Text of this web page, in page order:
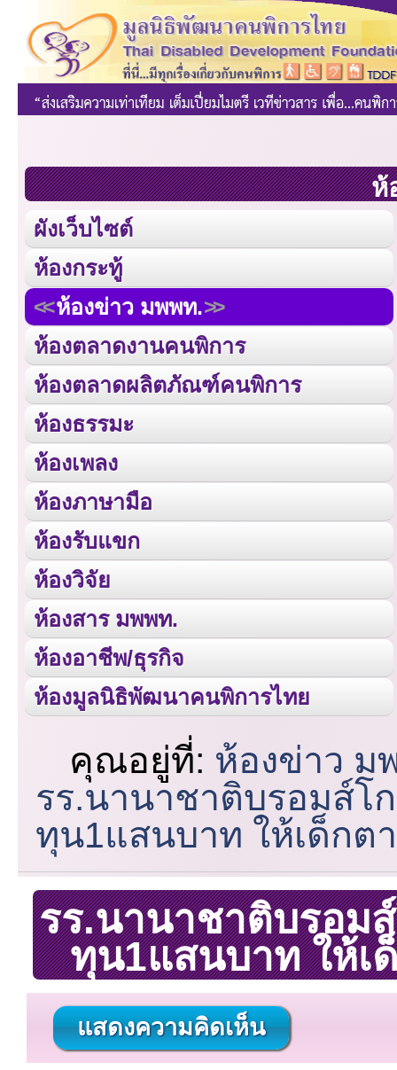
ห้
ผังเว็บไซต์
ห้องกระทู้
ห้องข่าว มพพท.
ห้องตลาดงานคนพิการ
ห้องตลาดผลิตภัณฑ์คนพิการ
ห้องธรรมะ
ห้องเพลง
ห้องภาษามือ
ห้องรับแขก
ห้องวิจัย
ห้องสาร มพพท.
ห้องอาชีพ/ธุรกิจ
ห้องมูลนิธิพัฒนาคนพิการไทย
คุณอยู่ที่: ห้องข่าว ม
รร.นานาชาติบรอมส์โ
ทุน1แสนบาท ให้เด็กต
รร.นานาชาติบรอม
ทุน1แสนบาท ให้เ
แสดงความคิดเห็น